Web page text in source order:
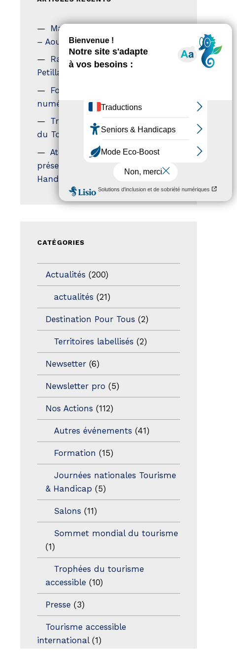
Magazine Tourisme Accessible
– Aout 2026
Rallye Aicha des Gazelles – Les
Petillantes
Formation Communication
numérique
Trophées Horizons – Acteurs
du Tourisme Durable
Atout France – flyer
présentation label Tourisme &
Handicap
CATÉGORIES
Actualités (200)
actualités (21)
Destination Pour Tous (2)
Territoires labellisés (2)
Newsetter (6)
Newsletter pro (5)
Nos Actions (112)
Autres événements (41)
Formation (15)
Journées nationales Tourisme
& Handicap (5)
Salons (11)
Sommet mondial du tourisme
(1)
Trophées du tourisme
accessible (10)
Presse (3)
Tourisme accessible
international(1)